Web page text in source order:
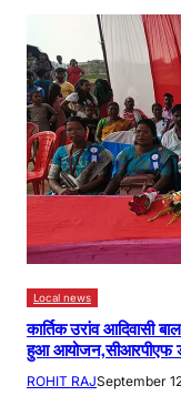
Local news
कार्तिक उरांव आदिवासी
हुआ आयोजन,सीआरपीएफ
ROHIT RAJSeptember